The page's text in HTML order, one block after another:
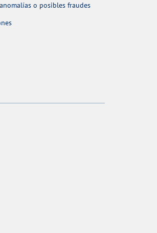
o posibles fraudes